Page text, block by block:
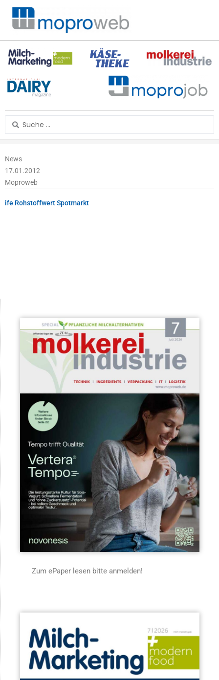
Zum
Inhalt
springen
Search
...
News
17.01.2012
Moproweb
ife Rohstoffwert Spotmarkt
Zum ePaper lesen bitte anmelden!